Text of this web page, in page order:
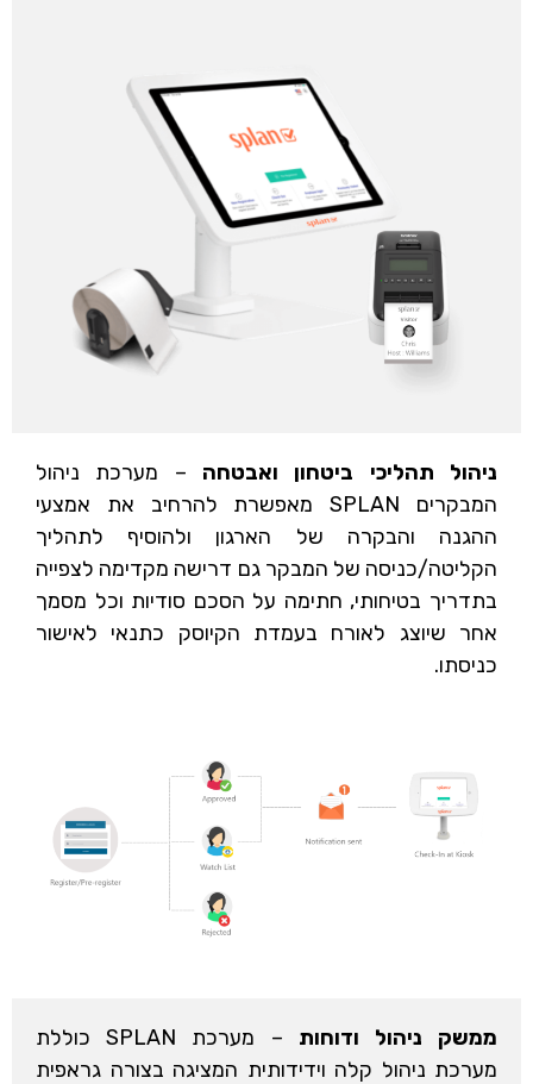
ניהול תהליכי ביטחון ואבטחה – מערכת ניהול
המבקרים SPLAN מאפשרת להרחיב את אמצעי
ההגנה והבקרה של הארגון ולהוסיף לתהליך
הקליטה/כניסה של המבקר גם דרישה מקדימה לצפייה
בתדריך בטיחותי, חתימה על הסכם סודיות וכל מסמך
אחר שיוצג לאורח בעמדת הקיוסק כתנאי לאישור
כניסתו.
ממשק ניהול ודוחות
– מערכת SPLAN כוללת
מערכת ניהול קלה וידידותית המציגה בצורה גראפית